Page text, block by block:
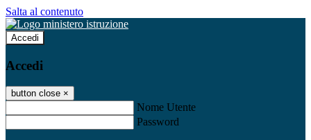
Salta al contenuto
Accedi
Accedi
button close ×
Nome Utente
Password